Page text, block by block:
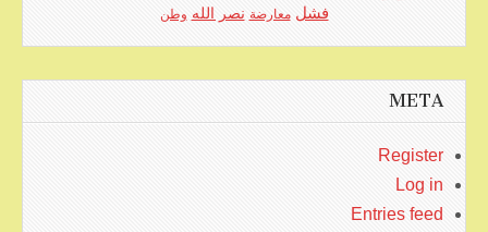
فشل معارضة نصر الله وطن
META
Register
Log in
Entries feed